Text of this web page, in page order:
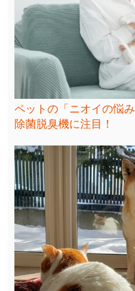
ペットの「ニオイの悩
除菌脱臭機に注目！